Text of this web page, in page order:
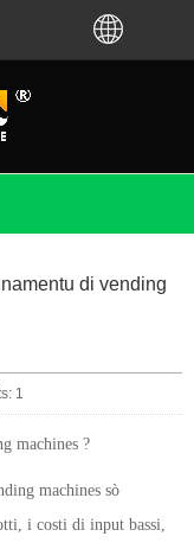
di vending
1
machines ?
machines sò
i costi di input bassi,
di i